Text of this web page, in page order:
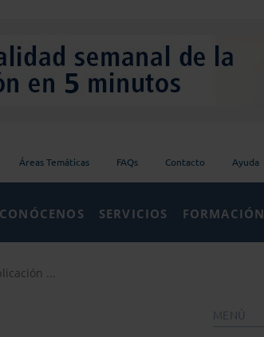
Áreas Temáticas FAQs Contacto Ayuda
CONÓCENOS SERVICIOS FORMACIÓN
...
MENÚ